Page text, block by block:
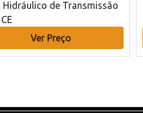
Hidráulico de Transmissão
Ver Preço